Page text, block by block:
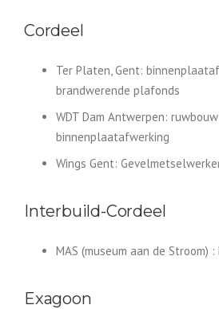
Cordeel
Ter Platen, Gent:
brandwerende plafonds
WDT Dam Antwerpen:
binnenplaatafwerking
Wings Gent:
Interbuild-Cordeel
MAS (museum aan de Stroom)
Exagoon